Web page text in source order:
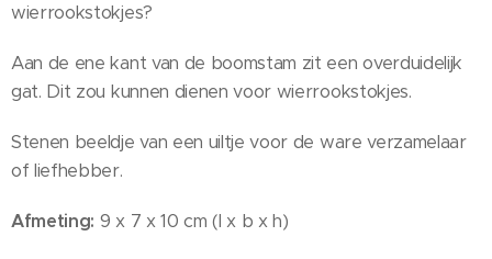
wierrookstokjes?
Aan de ene kant van de boomstam zit een overduidelijk
gat. Dit zou kunnen dienen voor wierrookstokjes.
Stenen beeldje van een uiltje voor de ware verzamelaar
of liefhebber.
Afmeting: 9 x 7 x 10 cm (l x b x h)